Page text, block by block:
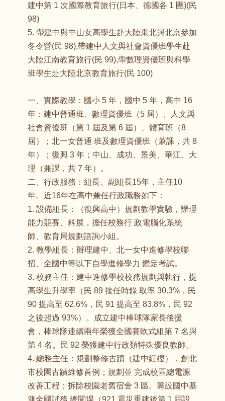
建中第 1 次國際教育旅行(日本、德國各 1 團)(民
98)
5. 帶建中與中山女高學生赴大陸東北與北京參加
冬令營(民 98),帶建中人文與社會資優班學生赴
大陸江南教育旅行(民 99),帶數理資優班與科學
班學生赴大陸北京教育旅行(民 100)
一、實際教學：國小 5 年，國中 5 年，高中 16
年：建中普通班、數理資優班（5 屆）、人文與
社會資優班（第 1 屆及第 6 屆）、體育班（8
屆）；北一女普通 班及數理資優班（兼課，共 8
年）；復興 3 年；中山、成功、景美、華江、大
理（兼課，共 7 年）。
二、行政服務：組長、副組長15年，主任10
年。近16年在高中兼任行政職務如下：
1. 設備組長：（復興高中）規劃教學實驗，辦理
能力競賽、科展，擔任校務行 政電腦化系統
師、教育局規劃諮詢小組。
2. 教學組長：辦理建中、北一女中進修學校聯
招、全國中等以下自學進修學力 鑑定考試。
3. 校務主任：建中進修學校校務規劃與執行，提
高學生升學率（民 89 接任時錄 取率 30.3%，民
90 提高至 62.6%，民 91 提高至 83.8%，民 92
之後超過 93%）。成立建中棒球隊家長後援
會，棒球隊連續兩年榮獲全國賽軟式組第 7 名與
第 4 名。民 92 榮獲建中行政類特殊優良教師。
4. 總務主任：規劃整修古蹟（建中紅樓），創北
市校園古蹟維修首例；規劃並 完成校區總電源
改善工程；拆除校園老舊宿舍 3 區。籌設國中基
測全國試務 總闈場（921 震災重建後第 1 屆設